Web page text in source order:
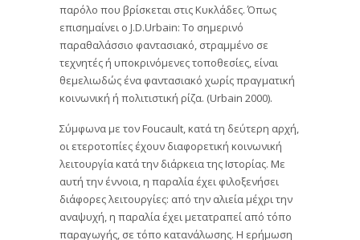
παρόλο που βρίσκεται στις Κυκλάδες. Όπως
επισημαίνει ο J.D.Urbain: Το σημερινό
παραθαλάσσιο φαντασιακό, στραμμένο σε
τεχνητές ή υποκρινόμενες τοποθεσίες, είναι
θεμελιωδώς ένα φαντασιακό χωρίς πραγματική
κοινωνική ή πολιτιστική ρίζα. (Urbain 2000).
Σύμφωνα με τον Foucault, κατά τη δεύτερη αρχή,
οι ετεροτοπίες έχουν διαφορετική κοινωνική
λειτουργία κατά την διάρκεια της Ιστορίας. Με
αυτή την έννοια, η παραλία έχει φιλοξενήσει
διάφορες λειτουργίες: από την αλιεία μέχρι την
αναψυχή, η παραλία έχει μετατραπεί από τόπο
παραγωγής, σε τόπο κατανάλωσης. Η ερήμωση